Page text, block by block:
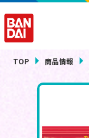
TOP 商品情報